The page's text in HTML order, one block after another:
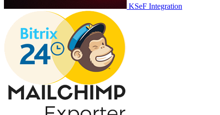
KSeF Integration